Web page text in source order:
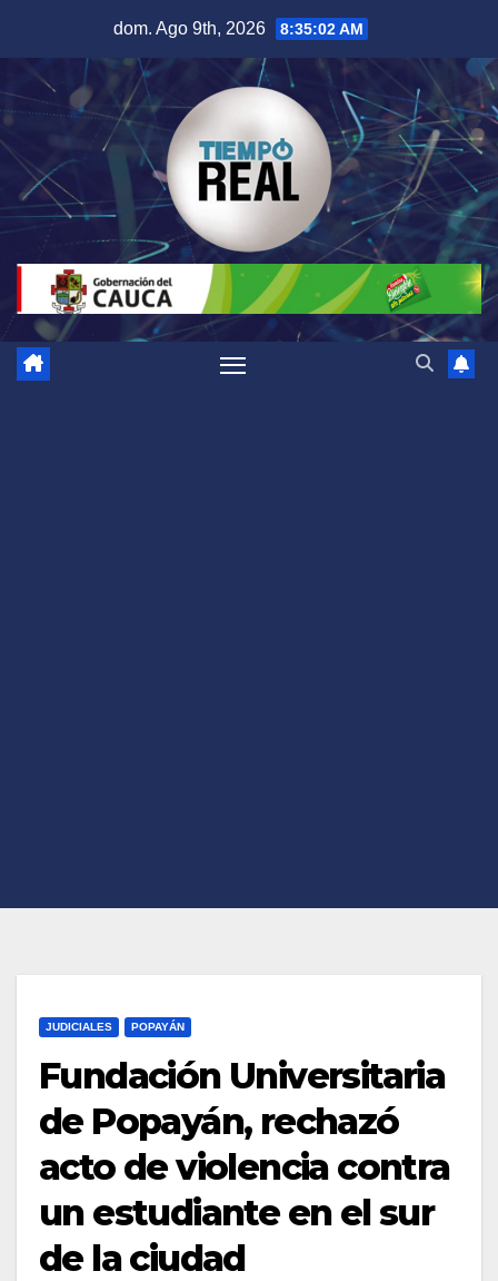
contenido
dom. Ago 9th, 2026 8:35:03 AM
JUDICIALES POPAYÁN
Fundación Universitaria
de Popayán, rechazó
acto de violencia contra
un estudiante en el sur
de la ciudad